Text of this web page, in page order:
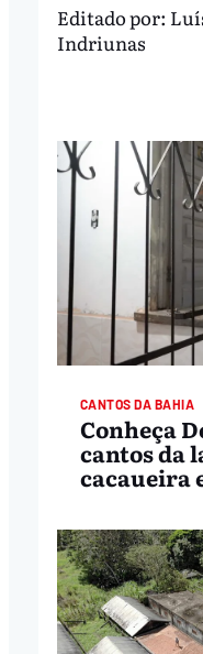
Editado por:
Indriunas
CANTOS DA BAHIA
Conheça
cantos da
cacaueira